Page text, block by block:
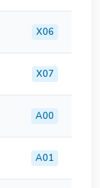
X06
X07
A00
A01